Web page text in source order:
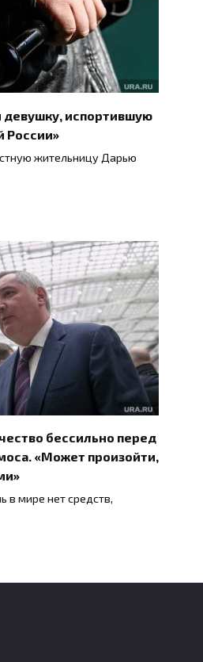
девушку, испортившую
России»
жительницу Дарью
бессильно перед
«Может произойти,
в мире нет средств,